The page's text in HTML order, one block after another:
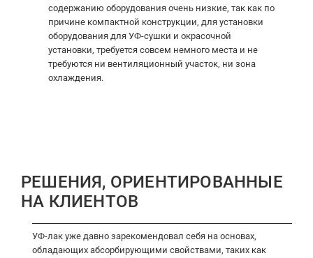
содержанию оборудования очень низкие, так как по
причине компактной конструкции, для установки
оборудования для УФ-сушки и окрасочной
установки, требуется совсем немного места и не
требуются ни вентиляционный участок, ни зона
охлаждения.
РЕШЕНИЯ, ОРИЕНТИРОВАННЫЕ
НА КЛИЕНТОВ
УФ-лак уже давно зарекомендовал себя на основах,
обладающих абсорбирующими свойствами, таких как